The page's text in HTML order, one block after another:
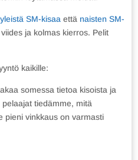
yleistä SM-kisaa että naisten SM-
ja kolmas kierros. Pelit
kaikille:
somessa tietoa kisoista ja
tiedämme, mitä
pieni vinkkaus on varmasti